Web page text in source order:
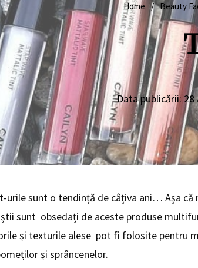
Home / Beauty
Data publicării: 28
urile sunt o tendință de câțiva ani… Așa că
sunt obsedați de aceste produse
și texturile alese pot fi folosite pentru
și sprâncenelor.